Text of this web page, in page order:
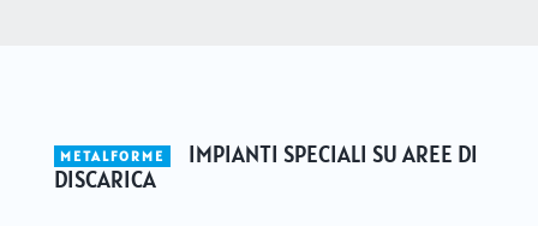
METALFORME
IMPIANTI SPECIALI SU AREE DI
DISCARICA